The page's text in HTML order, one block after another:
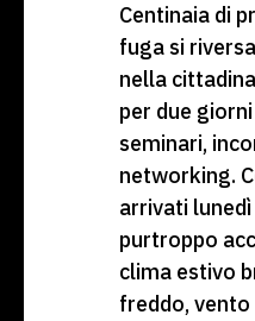
Centinaia di
fuga si
nella
per due
seminari,
networking.
arrivati
purtroppo
clima estivo
freddo, vento